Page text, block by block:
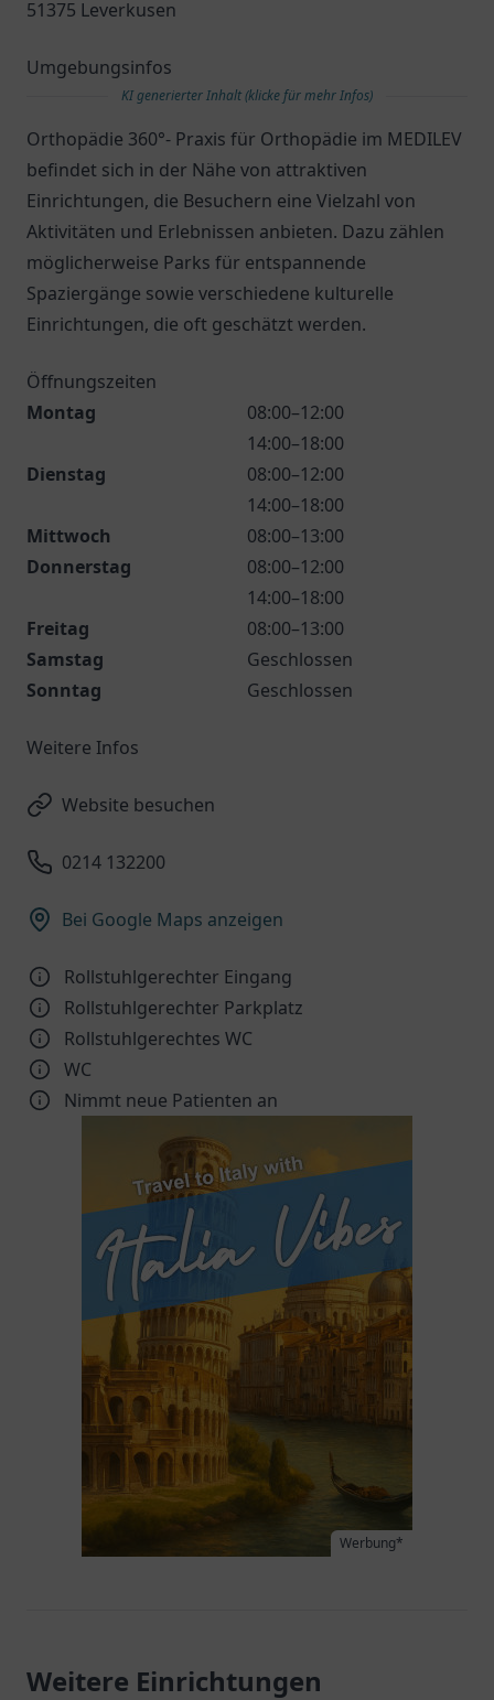
51375 Leverkusen
Umgebungsinfos
KI generierter Inhalt (klicke für mehr Infos)
Orthopädie 360°- Praxis für Orthopädie im MEDILEV
befindet sich in der Nähe von attraktiven
Einrichtungen, die Besuchern eine Vielzahl von
Aktivitäten und Erlebnissen anbieten. Dazu zählen
möglicherweise Parks für entspannende
Spaziergänge sowie verschiedene kulturelle
Einrichtungen, die oft geschätzt werden.
Öffnungszeiten
Montag
08:00–12:00
14:00–18:00
Dienstag
08:00–12:00
14:00–18:00
Mittwoch
08:00–13:00
Donnerstag
08:00–12:00
14:00–18:00
Freitag
08:00–13:00
Samstag
Geschlossen
Sonntag
Geschlossen
Weitere Infos
Website besuchen
0214 132200
Bei Google Maps anzeigen
Rollstuhlgerechter Eingang
Rollstuhlgerechter Parkplatz
Rollstuhlgerechtes WC
WC
Nimmt neue Patienten an
Werbung*
Weitere Einrichtungen